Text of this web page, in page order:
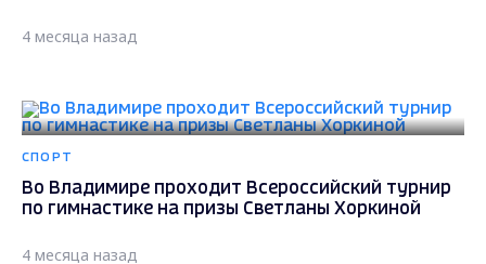
4 месяца назад
СПОРТ
Во Владимире проходит Всероссийский турнир
по гимнастике на призы Светланы Хоркиной
4 месяца назад